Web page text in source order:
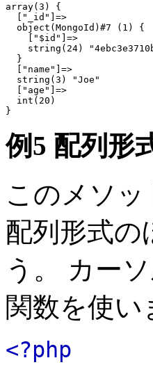
array(3) {
  ["_id"]=>
  object(MongoId)#7 (1) {
    ["$id"]=>
string(24)
  }
  ["name"]=>
  string(3) "Joe"
  ["age"]=>
  int(20)
例5 配列形
このメソッ
配列形式
う。 カー
関数を使い
<?php